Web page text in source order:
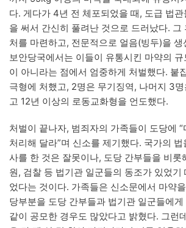
다. 게다가 4년 전 체포되었을 때, 도급 법
을 써서 간신히 풀려난 것으로 드러났다. 그
처를 마련하고, 전문적으로 얼음(빙두)을
보안당국에서는 이들이 유통시킨 마약의
이 아니라는 점에서 엄중하게 처벌했다. 붙
극형에 처했고, 2명은 무기징역, 나머지 3
고 12년 이상의 로동교화형을 언도했다.
처벌이 끝나자, 범죄자의 가족들이 도당에
처리해 달라”며 신소를 제기했다. 국가의
사를 한 것은 잘못이나, 도당 간부들을 비롯
원, 검찰 등 법기관 일군들의 동조가 있었기
었다는 것이다. 가족들은 신소문에서 마약
당부분을 도당 간부들과 법기관 일군들에
같이 공모한 경우도 많았다고 밝혔다. 그런